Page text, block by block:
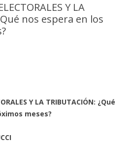
Y LA
nos espera en los
Y LA TRIBUTACIÓN: ¿Qué
meses?